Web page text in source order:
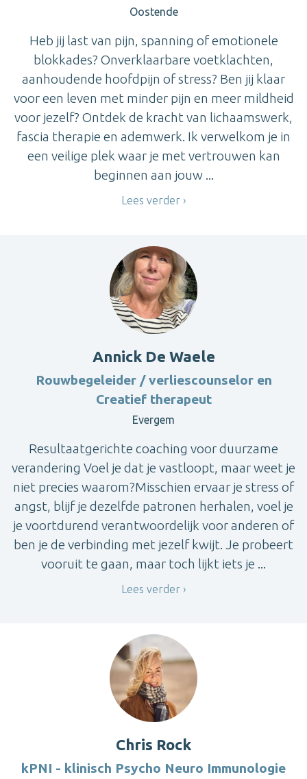
Oostende
Heb jij last van pijn, spanning of emotionele
blokkades? Onverklaarbare voetklachten,
aanhoudende hoofdpijn of stress? Ben jij klaar
voor een leven met minder pijn en meer mildheid
voor jezelf? Ontdek de kracht van lichaamswerk,
fascia therapie en ademwerk. Ik verwelkom je in
een veilige plek waar je met vertrouwen kan
beginnen aan jouw ...
Lees verder
Annick De Waele
Rouwbegeleider / verliescounselor en
Creatief therapeut
Evergem
Resultaatgerichte coaching voor duurzame
verandering Voel je dat je vastloopt, maar weet je
niet precies waarom?Misschien ervaar je stress of
angst, blijf je dezelfde patronen herhalen, voel je
je voortdurend verantwoordelijk voor anderen of
ben je de verbinding met jezelf kwijt. Je probeert
vooruit te gaan, maar toch lijkt iets je ...
Lees verder
Chris Rock
kPNI - klinisch Psycho Neuro Immunologie